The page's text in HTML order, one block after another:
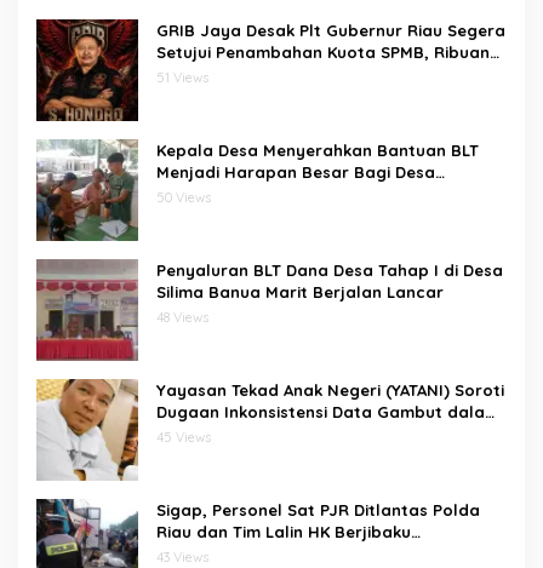
GRIB Jaya Desak Plt Gubernur Riau Segera
Setujui Penambahan Kuota SPMB, Ribuan
Siswa Terancam Tak Tertampung
51 Views
Kepala Desa Menyerahkan Bantuan BLT
Menjadi Harapan Besar Bagi Desa
bawositora kecamatan pulau pulau batu
50 Views
Penyaluran BLT Dana Desa Tahap I di Desa
Silima Banua Marit Berjalan Lancar
48 Views
Yayasan Tekad Anak Negeri (YATANI) Soroti
Dugaan Inkonsistensi Data Gambut dalam
Proses Pembebasan HKm Dayun dari
45 Views
Sigap, Personel Sat PJR Ditlantas Polda
Riau dan Tim Lalin HK Berjibaku
Selamatkan Korban Kecelakaan di Tol
43 Views